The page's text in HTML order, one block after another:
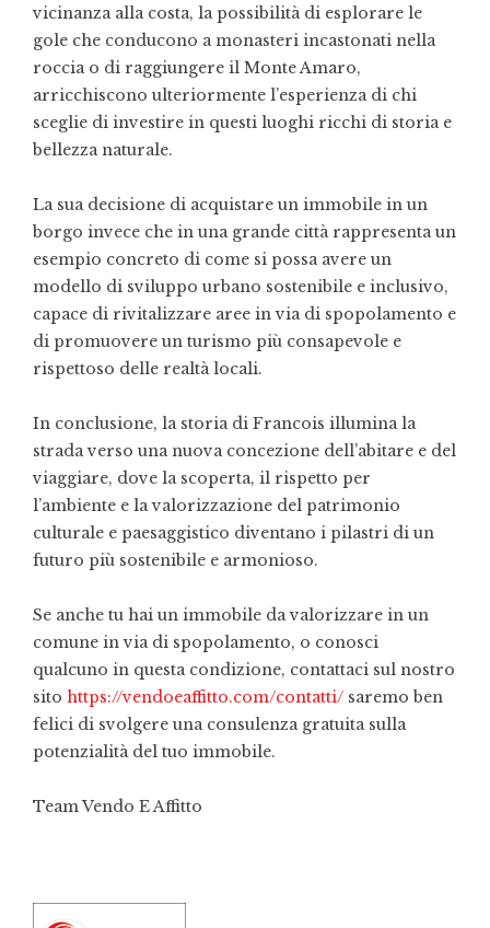
vicinanza alla costa, la possibilità di esplorare le
gole che conducono a monasteri incastonati nella
roccia o di raggiungere il Monte Amaro,
arricchiscono ulteriormente l’esperienza di chi
sceglie di investire in questi luoghi ricchi di storia e
bellezza naturale.
La sua decisione di acquistare un immobile in un
borgo invece che in una grande città rappresenta un
esempio concreto di come si possa avere un
modello di sviluppo urbano sostenibile e inclusivo,
capace di rivitalizzare aree in via di spopolamento e
di promuovere un turismo più consapevole e
rispettoso delle realtà locali.
In conclusione, la storia di Francois illumina la
strada verso una nuova concezione dell’abitare e del
viaggiare, dove la scoperta, il rispetto per
l’ambiente e la valorizzazione del patrimonio
culturale e paesaggistico diventano i pilastri di un
futuro più sostenibile e armonioso.
Se anche tu hai un immobile da valorizzare in un
comune in via di spopolamento, o conosci
qualcuno in questa condizione, contattaci sul nostro
sito https://vendoeaffitto.com/contatti/ saremo ben
felici di svolgere una consulenza gratuita sulla
potenzialità del tuo immobile.
Team Vendo E Affitto